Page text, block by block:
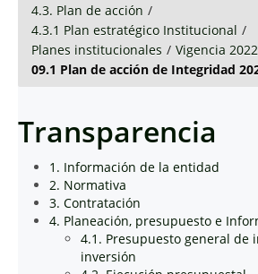
4.3. Plan de acción /
4.3.1 Plan estratégico Institucional /
Planes institucionales / Vigencia 2022
09.1 Plan de acción de Integridad
Transparencia
1. Información de la entidad
2. Normativa
3. Contratación
4. Planeación, presupuesto e
4.1. Presupuesto general de
inversión